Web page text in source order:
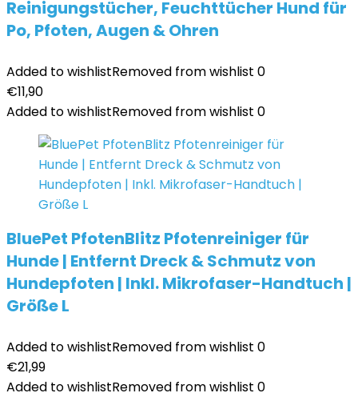
Reinigungstücher, Feuchttücher Hund für
Po, Pfoten, Augen & Ohren
Added to wishlistRemoved from wishlist 0
€11,90
Added to wishlistRemoved from wishlist 0
BluePet PfotenBlitz Pfotenreiniger für
Hunde | Entfernt Dreck & Schmutz von
Hundepfoten | Inkl. Mikrofaser-Handtuch |
Größe L
Added to wishlistRemoved from wishlist 0
€21,99
Added to wishlistRemoved from wishlist 0